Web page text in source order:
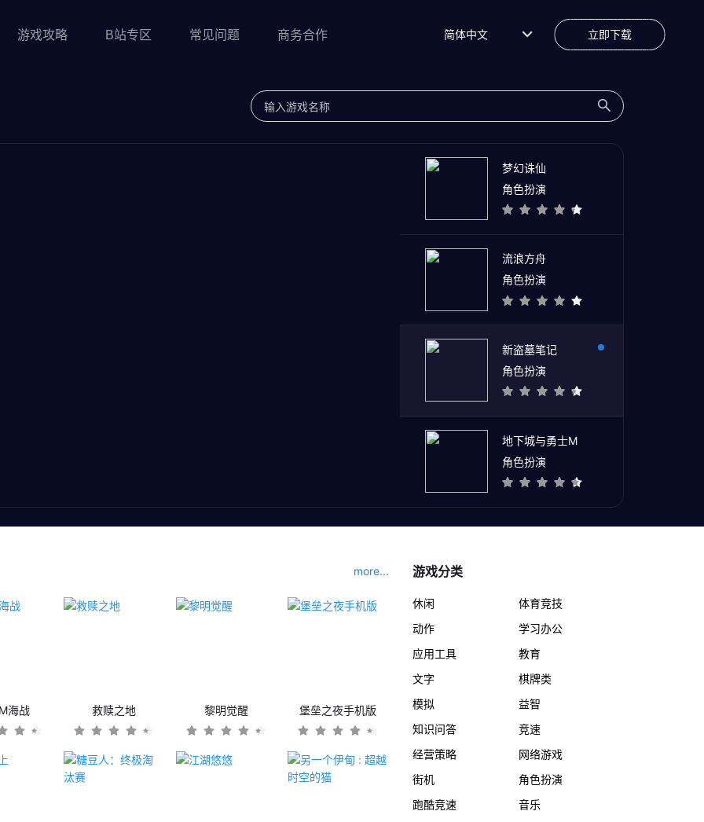
游戏攻略 B站专区 常见问题 商务合作 简体中文 立即下载
梦幻诛仙
角色扮演
流浪方舟
角色扮演
新盗墓笔记
角色扮演
地下城与勇士M
角色扮演
more...
海战 救赎之地 黎明觉醒 堡垒之夜手机版
游戏分类
休闲
体育竞技
动作
学习办公
应用工具
教育
文字
棋牌类
模拟
益智
知识问答
竞速
经营策略
网络游戏
街机
角色扮演
跑酷竞速
音乐